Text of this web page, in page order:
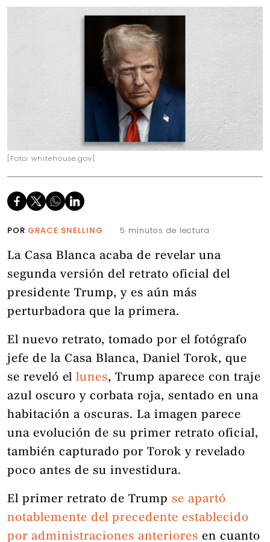
[Foto: whitehouse.gov]
POR GRACE SNELLING 5 minutos de lectura
La Casa Blanca acaba de revelar una
segunda versión del retrato oficial del
presidente Trump, y es aún más
perturbadora que la primera.
El nuevo retrato, tomado por el fotógrafo
jefe de la Casa Blanca, Daniel Torok, que
se reveló el lunes, Trump aparece con traje
azul oscuro y corbata roja, sentado en una
habitación a oscuras. La imagen parece
una evolución de su primer retrato oficial,
también capturado por Torok y revelado
poco antes de su investidura.
El primer retrato de Trump se apartó
notablemente del precedente establecido
por administraciones anteriores en cuanto